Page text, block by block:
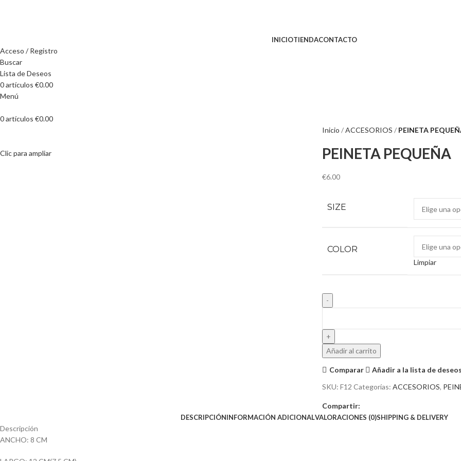
INICIOTIENDACONTACTO
Acceso / Registro
Buscar
Lista de Deseos
0artículos €0.00
Menú
0artículos €0.00
Clic para ampliar
Inicio ACCESORIOS PEINETA
PEINETA PEQUEÑA
€6.00
SIZE
COLOR
Limpiar
Añadir al carrito
Comparar
Añadir a la lista de deseos
SKU: F12 Categorías: ACCESORIOS,
Compartir:
DESCRIPCIÓNINFORMACIÓN ADICIONALVALORACIONES (0)SHIPPING & DELIVERY
Descripción
ANCHO: 8 CM